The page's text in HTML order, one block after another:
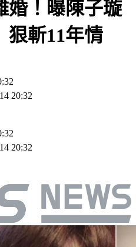
婚！曝陳子璇
狠斬11年情